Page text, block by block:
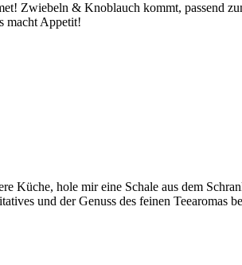
& Knoblauch kommt, passend
macht Appetit!
hole mir eine Schale aus dem
und der Genuss des feinen Teearomas